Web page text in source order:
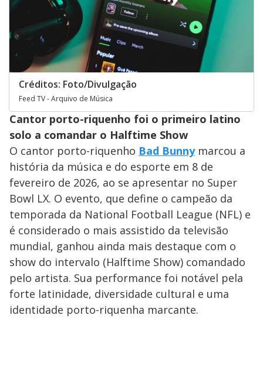
Créditos: Foto/Divulgação
Feed TV - Arquivo de Música
Cantor porto-riquenho foi o primeiro latino
solo a comandar o Halftime Show
O cantor porto-riquenho Bad Bunnymarcou a
história da música e do esporte em 8 de
fevereiro de 2026, ao se apresentar no Super
Bowl LX. O evento, que define o campeão da
temporada da National Football League (NFL) e
é considerado o mais assistido da televisão
mundial, ganhou ainda mais destaque com o
show do intervalo (Halftime Show) comandado
pelo artista. Sua performance foi notável pela
forte latinidade, diversidade cultural e uma
identidade porto-riquenha marcante.